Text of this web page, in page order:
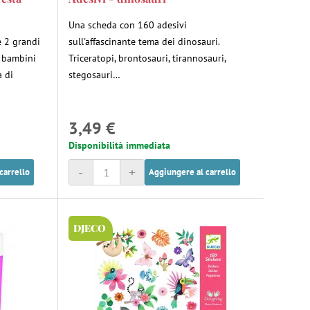
2 grandi
di
Una scheda con 160 adesivi
sull'affascinante tema dei dinosauri.
Triceratopi, brontosauri, tirannosauri,
stegosauri…
3,49 €
Disponibilità immediata
+
- Aggiungere al carrello
DJECO